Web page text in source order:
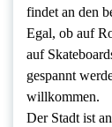
findet an den
Egal, ob auf
auf
gespannt
willkommen.
Der Stadt ist